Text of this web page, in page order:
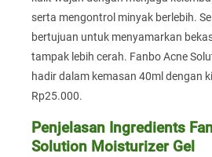
serta mengontrol minyak berlebih.
bertujuan untuk menyamarkan
tampak lebih cerah. Fanbo Acne
hadir dalam kemasan 40ml dengan
Rp25.000.
Penjelasan Ingredients
Solution Moisturizer Gel